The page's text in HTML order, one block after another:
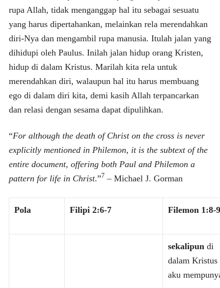
rupa Allah, tidak menganggap hal itu sebagai sesuatu
yang harus dipertahankan, melainkan rela merendahkan
diri-Nya dan mengambil rupa manusia. Itulah jalan yang
dihidupi oleh Paulus. Inilah jalan hidup orang Kristen,
hidup di dalam Kristus. Marilah kita rela untuk
merendahkan diri, walaupun hal itu harus membuang
ego di dalam diri kita, demi kasih Allah terpancarkan
dan relasi dengan sesama dapat dipulihkan.
“For although the death of Christ on the cross is never
explicitly mentioned in Philemon, it is the subtext of the
entire document, offering both Paul and Philemon a
pattern for life in Christ.”7 – Michael J. Gorman
Pola Filipi 2:6-7 Filemon 1:8-9
sekalipundi
dalam Kristus
aku